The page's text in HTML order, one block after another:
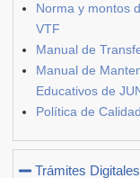
Norma y montos
VTF
Manual de
Manual de
Educativos de
Política de Calidad
Trámites